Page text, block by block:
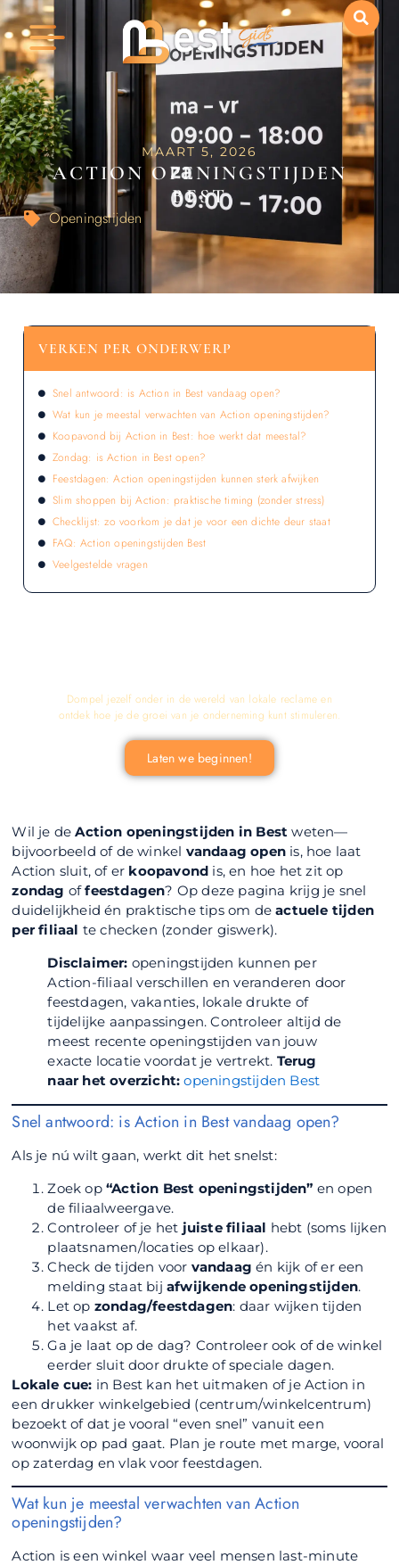
MAART 5, 2026
ACTION OPENINGSTIJDEN
BEST
Openingstijden
Wil je deAction openingstijden in Best weten—
bijvoorbeeld of de winkel vandaag open is, hoe laat
Action sluit, of er koopavond is, en hoe het zit op
zondag offeestdagen? Op deze pagina krijg je snel
duidelijkheid én praktische tips om deactuele tijden
per filiaal te checken (zonder giswerk).
Disclaimer: openingstijden kunnen per
Action-filiaal verschillen en veranderen door
feestdagen, vakanties, lokale drukte of
tijdelijke aanpassingen. Controleer altijd de
meest recente openingstijden van jouw
exacte locatie voordat je vertrekt. Terug
naar het overzicht: openingstijden Best
Snel antwoord: is Action in Best vandaag open?
Als je nú wilt gaan, werkt dit het snelst:
Zoek op“Action Best openingstijden” en open
de filiaalweergave.
Controleer of je het juiste filiaal hebt (soms lijken
plaatsnamen/locaties op elkaar).
Check de tijden voor vandaag én kijk of er een
melding staat bijafwijkende openingstijden.
Let op zondag/feestdagen: daar wijken tijden
het vaakst af.
Ga je laat op de dag? Controleer ook of de winkel
eerder sluit door drukte of speciale dagen.
Lokale cue: in Best kan het uitmaken of je Action in
een drukker winkelgebied (centrum/winkelcentrum)
bezoekt of dat je vooral “even snel” vanuit een
woonwijk op pad gaat. Plan je route met marge, vooral
op zaterdag en vlak voor feestdagen.
Wat kun je meestal verwachten van Action
openingstijden?
Action is een winkel waar veel mensen last-minute
VERKEN PER ONDERWERP
Snel antwoord: is Action in Best vandaag open?
Wat kun je meestal verwachten van Action openingstijden?
Koopavond bij Action in Best: hoe werkt dat meestal?
Zondag: is Action in Best open?
Feestdagen: Action openingstijden kunnen sterk afwijken
Slim shoppen bij Action: praktische timing (zonder stress)
Checklijst: zo voorkom je dat je voor een dichte deur staat
FAQ: Action openingstijden Best
Veelgestelde vragen
Dompel jezelf onder in de wereld van lokale reclame en
ontdek hoe je de groei van je onderneming kunt stimuleren.
Laten we beginnen!